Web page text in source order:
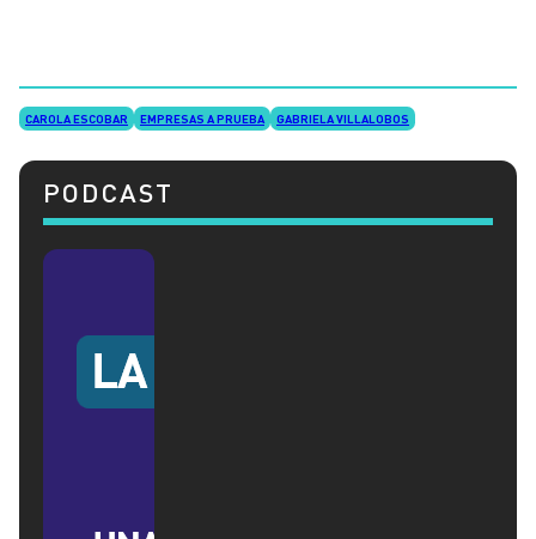
CAROLA ESCOBAR EMPRESAS A PRUEBA GABRIELA VILLALOBOS
PODCAST